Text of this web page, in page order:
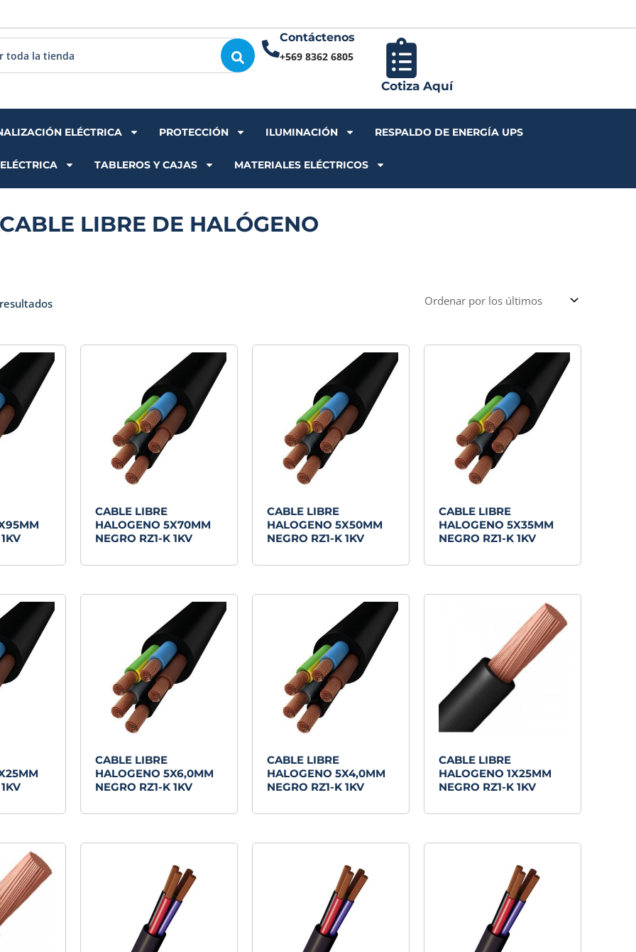
Contáctenos
+569 8362 6805
Cotiza Aquí
ELÉCTRICA PROTECCIÓN ILUMINACIÓN RESPALDO DE ENERGÍA UPS
TABLEROS Y CAJAS MATERIALES ELÉCTRICOS
CABLE LIBRE DE HALÓGENO
por
CABLE LIBRE
HALOGENO 5X70MM
NEGRO RZ1-K 1KV
CABLE LIBRE
HALOGENO 5X50MM
NEGRO RZ1-K 1KV
CABLE LIBRE
HALOGENO 5X35MM
NEGRO RZ1-K 1KV
CABLE LIBRE
HALOGENO 5X6,0MM
NEGRO RZ1-K 1KV
CABLE LIBRE
HALOGENO 5X4,0MM
NEGRO RZ1-K 1KV
CABLE LIBRE
HALOGENO 1X25MM
NEGRO RZ1-K 1KV